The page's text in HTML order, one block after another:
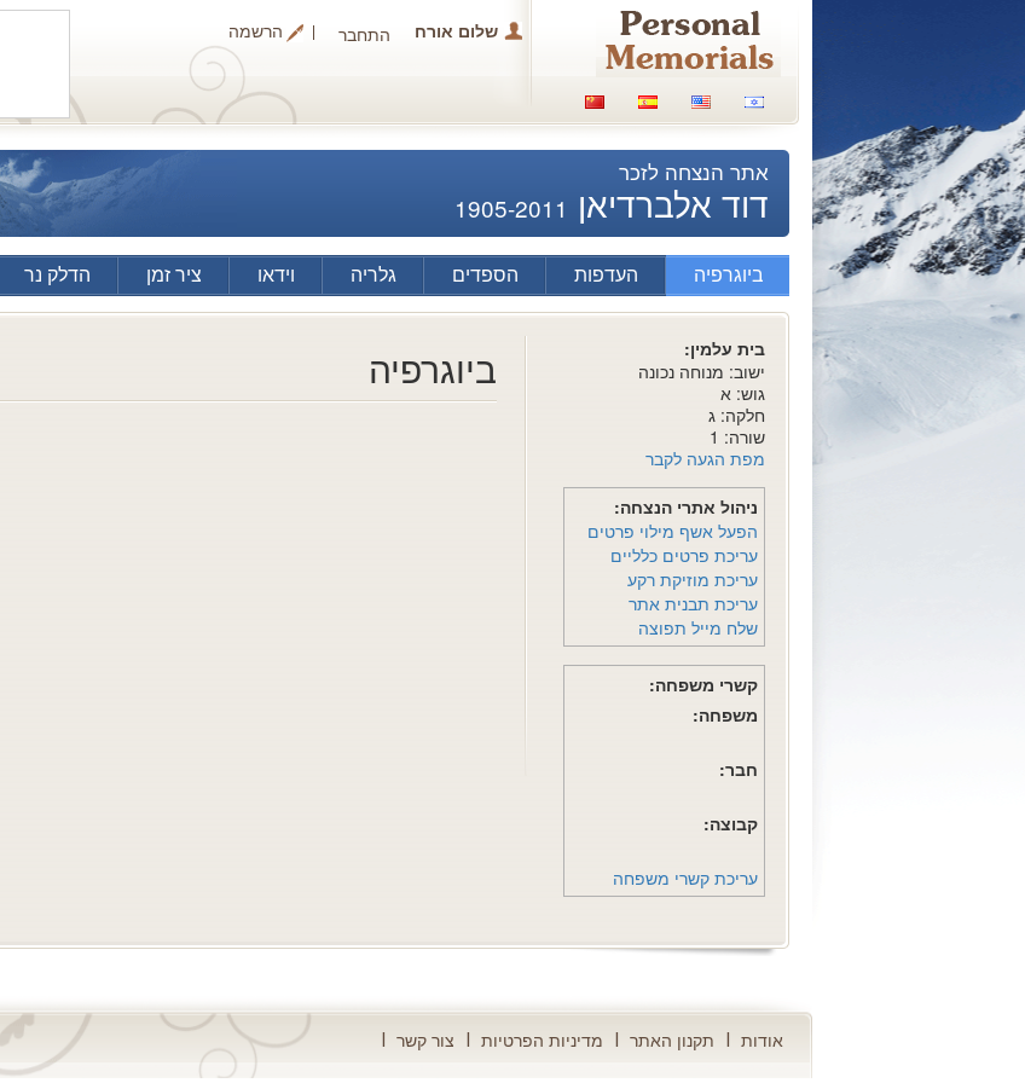
שלום אורח התחבר הרשמה
אתר הנצחה לזכר
דוד אלברדיאן 1905-2011
ביוגרפיה העדפות הספדים גלריה וידאו ציר זמן הדלק נר
בית עלמין:
ישוב: מנוחה נכונה
גוש: א
חלקה: ג
שורה: 1
מפת הגעה לקבר
ניהול אתרי הנצחה:
הפעל אשף מילוי פרטים
עריכת פרטים כלליים
עריכת מוזיקת רקע
עריכת תבנית אתר
שלח מייל תפוצה
קשרי משפחה:
משפחה:
חבר:
קבוצה:
עריכת קשרי משפחה
ביוגרפיה
אודות תקנון האתר מדיניות הפרטיות צור קשר